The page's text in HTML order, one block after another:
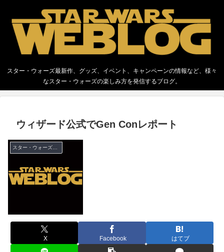
スター・ウォーズ最新作、グッズ、イベント、キャンペーンの情報など、様々
なスター・ウォーズの楽しみ方を発信するブログ。
ウィザード公式でGen Conレポート
X Facebook はてブ